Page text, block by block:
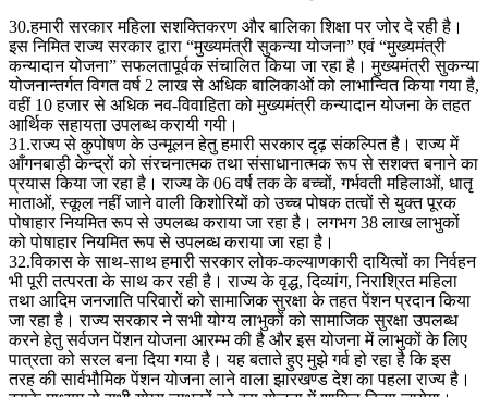
30.हमारी सरकार महिला सशक्तिकरण और बालिका शिक्षा पर जोर दे रही है।
इस निमित राज्य सरकार द्वारा “मुख्यमंत्री सुकन्या योजना” एवं “मुख्यमंत्री
कन्यादान योजना” सफलतापूर्वक संचालित किया जा रहा है। मुख्यमंत्री सुकन्या
योजनान्तर्गत विगत वर्ष 2 लाख से अधिक बालिकाओं को लाभान्वित किया गया है,
वहीं 10 हजार से अधिक नव-विवाहिता को मुख्यमंत्री कन्यादान योजना के तहत
आर्थिक सहायता उपलब्ध करायी गयी।
31.राज्य से कुपोषण के उन्मूलन हेतु हमारी सरकार दृढ़ संकल्पित है। राज्य में
आँगनबाड़ी केन्द्रों को संरचनात्मक तथा संसाधानात्मक रूप से सशक्त बनाने का
प्रयास किया जा रहा है। राज्य के 06 वर्ष तक के बच्चों, गर्भवती महिलाओं, धातृ
माताओं, स्कूल नहीं जाने वाली किशोरियों को उच्च पोषक तत्वों से युक्त पूरक
पोषाहार नियमित रूप से उपलब्ध कराया जा रहा है। लगभग 38 लाख लाभुकों
को पोषाहार नियमित रूप से उपलब्ध कराया जा रहा है।
32.विकास के साथ-साथ हमारी सरकार लोक-कल्याणकारी दायित्वों का निर्वहन
भी पूरी तत्परता के साथ कर रही है। राज्य के वृद्ध, दिव्यांग, निराश्रित महिला
तथा आदिम जनजाति परिवारों को सामाजिक सुरक्षा के तहत पेंशन प्रदान किया
जा रहा है। राज्य सरकार ने सभी योग्य लाभुकों को सामाजिक सुरक्षा उपलब्ध
करने हेतु सर्वजन पेंशन योजना आरम्भ की है और इस योजना में लाभुकों के लिए
पात्रता को सरल बना दिया गया है। यह बताते हुए मुझे गर्व हो रहा है कि इस
तरह की सार्वभौमिक पेंशन योजना लाने वाला झारखण्ड देश का पहला राज्य है।